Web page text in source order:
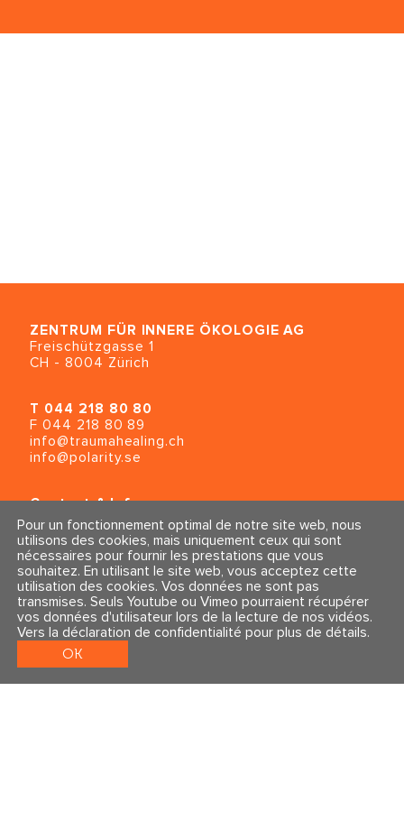
ZENTRUM FÜR INNERE ÖKOLOGIE AG
Freischützgasse 1
CH - 8004 Zürich
T 044 218 80 80
F 044 218 80 89
info@traumahealing.ch
info@polarity.se
Contact & Info
Conditions générales
Mentions légales et politique de confidentialité
Suivez-nous
Pour un fonctionnement optimal de notre site web, nous
utilisons des cookies, mais uniquement ceux qui sont
nécessaires pour fournir les prestations que vous
souhaitez. En utilisant le site web, vous acceptez cette
utilisation des cookies. Vos données ne sont pas
transmises. Seuls Youtube ou Vimeo pourraient récupérer
vos données d'utilisateur lors de la lecture de nos vidéos.
Vers la déclaration de confidentialité pour plus de détails.
OK